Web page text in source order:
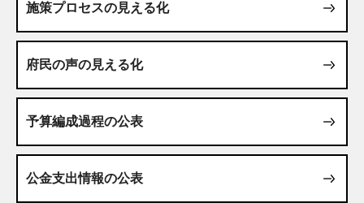
施策プロセスの見える化
府民の声の見える化
予算編成過程の公表
公金支出情報の公表